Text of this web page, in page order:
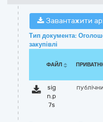
Завантажити
Тип документа:
закупівлі
ФАЙЛ
sig
n.p
7s